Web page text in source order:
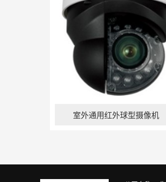
室外通用红外球型摄像机